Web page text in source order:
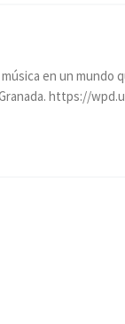
en un mundo
https://